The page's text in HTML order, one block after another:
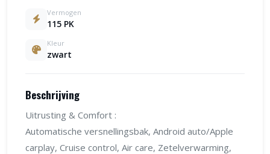
Vermogen
115 PK
Kleur
zwart
Beschrijving
Uitrusting & Comfort :
Automatische versnellingsbak, Android auto/Apple
carplay, Cruise control, Air care, Zetelverwarming,